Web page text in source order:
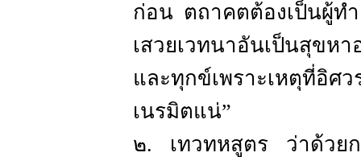
ก่อน ตถาคตต้องเป็นผู้ท
เสวยเวทนาอันเป็นสุข
และทุกข์เพราะเหตุที่อิ
เนรมิตแน่”
๒. เทวทหสูตร ว่าด้ว